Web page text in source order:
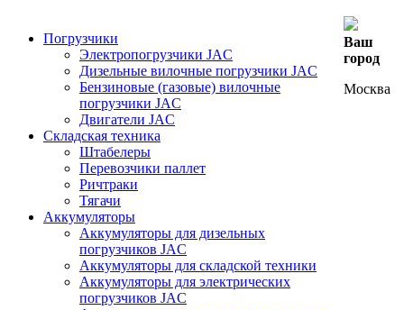
Погрузчики
Электропогрузчики JAC
Дизельные вилочные погрузчики JAC
Бензиновые (газовые) вилочные
погрузчики JAC
Двигатели JAC
Складская техника
Штабелеры
Перевозчики паллет
Ричтраки
Тягачи
Аккумуляторы
Аккумуляторы для дизельных
погрузчиков JAC
Аккумуляторы для складской техники
Аккумуляторы для электрических
погрузчиков JAC
Ваш
город
Москва